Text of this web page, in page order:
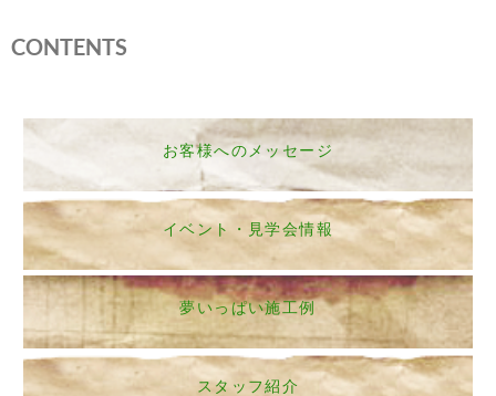
CONTENTS
お客様へのメッセージ
イベント・見学会情報
夢いっぱい施工例
スタッフ紹介